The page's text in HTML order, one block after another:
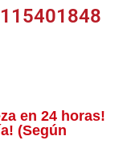
en 24 horas!
(Según